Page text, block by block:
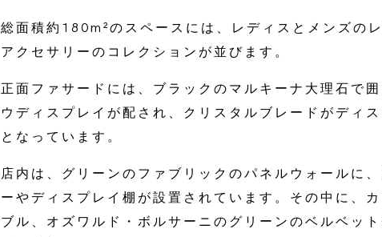
総面積約180m²のスペースには、レディスとメンズの
アクセサリーのコレクションが並びます。
正面ファサードには、ブラックのマルキーナ大理石で
ウディスプレイが配され、クリスタルブレードがディ
となっています。
店内は、グリーンのファブリックのパネルウォールに
ーやディスプレイ棚が設置されています。その中に、
ブル、オズワルド・ボルサーニのグリーンのベルベッ